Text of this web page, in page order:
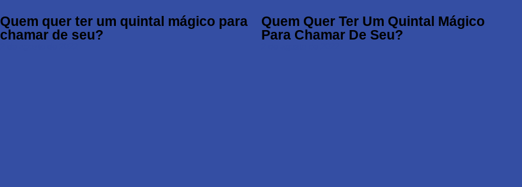
Quem quer ter um quintal mágico para
chamar de seu?
Quem Quer Ter Um Quintal Mágico
Para Chamar De Seu?